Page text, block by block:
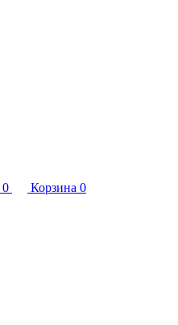
0 Корзина 0